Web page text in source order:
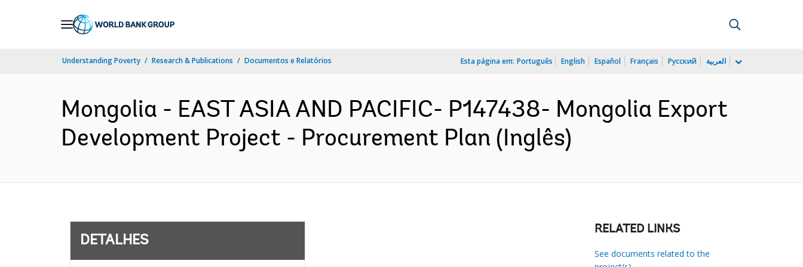
Understanding Poverty Research & Publications Documentos e Relatórios Esta página em: Português English Español Français Русский العربية
Mongolia - EAST ASIA AND PACIFIC- P147438- Mongolia Export
Development Project - Procurement Plan (Inglês)
DETALHES
RELATED LINKS
See documents related to the